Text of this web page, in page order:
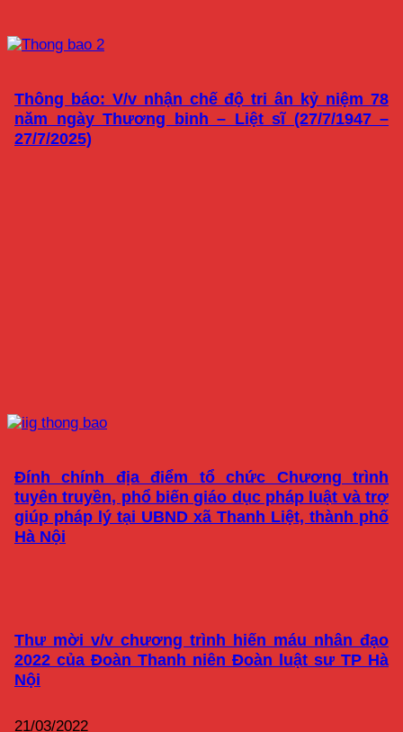
Thông báo: V/v nhận chế độ tri ân kỷ niệm 78
năm ngày Thương binh – Liệt sĩ (27/7/1947 –
27/7/2025)
Đính chính địa điểm tổ chức Chương trình
tuyên truyền, phổ biến giáo dục pháp luật và trợ
giúp pháp lý tại UBND xã Thanh Liệt, thành phố
Hà Nội
Thư mời v/v chương trình hiến máu nhân đạo
2022 của Đoàn Thanh niên Đoàn luật sư TP Hà
Nội
21/03/2022